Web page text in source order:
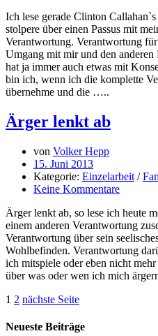
Ich lese gerade Clinton
stolpere über einen Passus mit
Verantwortung. Verantwortung
Umgang mit mir und den
hat ja immer auch etwas mit
bin ich, wenn ich die komplette
übernehme und die …..
Ärger lenkt ab
von Volker Hepp
15. Juni 2013
Kategorie: Einzelarbeit /
Keine Kommentare
Ärger lenkt ab, so lese ich heute
einem anderen Verantwortung
Verantwortung über sein
Wohlbefinden. Verantwortung
ich mitspiele oder eben nicht
über was oder wen ich mich
1 2 nächste Seite
Neueste Beiträge